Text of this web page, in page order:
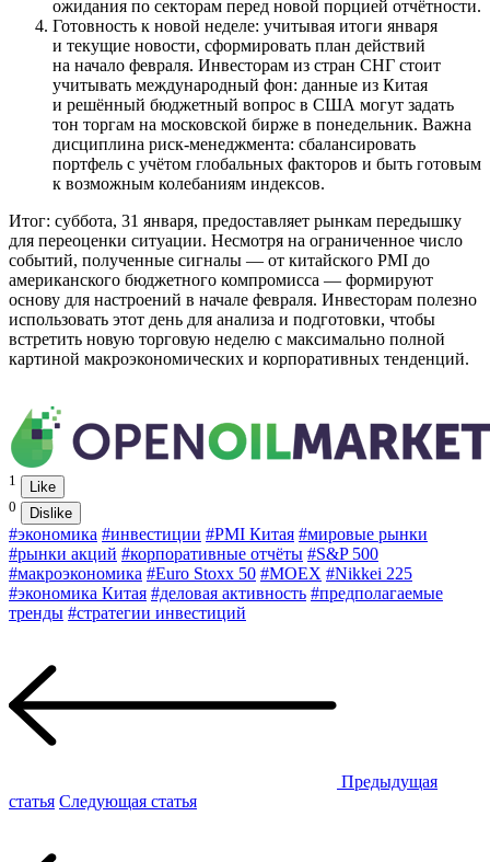
ожидания по секторам перед новой порцией отчётности.
Готовность к новой неделе: учитывая итоги января
и текущие новости, сформировать план действий
на начало февраля. Инвесторам из стран СНГ стоит
учитывать международный фон: данные из Китая
и решённый бюджетный вопрос в США могут задать
тон торгам на московской бирже в понедельник. Важна
дисциплина риск-менеджмента: сбалансировать
портфель с учётом глобальных факторов и быть готовым
к возможным колебаниям индексов.
Итог: суббота, 31 января, предоставляет рынкам передышку
для переоценки ситуации. Несмотря на ограниченное число
событий, полученные сигналы — от китайского PMI до
американского бюджетного компромисса — формируют
основу для настроений в начале февраля. Инвесторам полезно
использовать этот день для анализа и подготовки, чтобы
встретить новую торговую неделю с максимально полной
картиной макроэкономических и корпоративных тенденций.
1
Like
0
Dislike
#экономика #инвестиции #PMI Китая #мировые рынки
#рынки акций #корпоративные отчёты #S&P 500
#макроэкономика #Euro Stoxx 50 #MOEX #Nikkei 225
#экономика Китая #деловая активность #предполагаемые
тренды #стратегии инвестиций
Предыдущая
статья Следующая статья